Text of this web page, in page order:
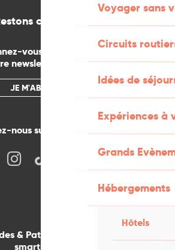
Voyager sans
Circuits
Idées de
Expériences à
Grands
Hébergements
Hôtels
connectés
vous gratuitement
newsletter mensuelle
JE M'ABONNE
nous sur les réseaux !
& Patrimoines sur votre
smartphone